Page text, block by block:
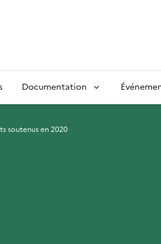
Documentation
soutenus en 2020